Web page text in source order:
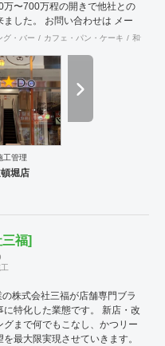
〜700万程の開きで他社との
した。 お問い合わせは メー
）からも承ります。 その他：
グ・バー カフェ・パン・ケーキ 和食・
工管理
堀店
福]
株式会社三福が店舗専門ブラ
特化した業態です。 新店・改
まで何でもこなし、かつリー
最大限実現させていきます。